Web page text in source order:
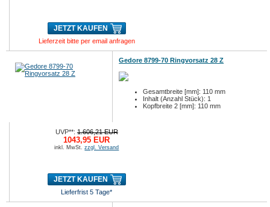
JETZT KAUFEN
Lieferzeit bitte per email anfragen
Gedore 8799-70 Ringvorsatz 28 Z
Gesamtbreite [mm]: 110 mm
Inhalt (Anzahl Stück): 1
Kopfbreite 2 [mm]: 110 mm
UVP**:1.606,21 EUR
1043,95 EUR
inkl. MwSt.zzgl. Versand
JETZT KAUFEN
Lieferfrist 5 Tage*